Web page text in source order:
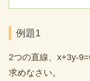
例題1
2つの直線、x+3y-
求めなさい。